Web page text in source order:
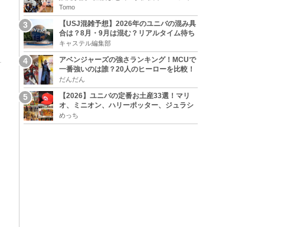
をチェック
Tomo
【USJ混雑予想】2026年のユニバの混み具
合は？8月・9月は混む？リアルタイム待ち
時間アプリも
キャステル編集部
アベンジャーズの強さランキング！MCUで
一番強いのは誰？20人のヒーローを比較！
だんだん
【2026】ユニバの定番お土産33選！マリ
オ、ミニオン、ハリーポッター、ジュラシ
ックパーク、セサミ、SINGなどのグッズ情
報
めっち